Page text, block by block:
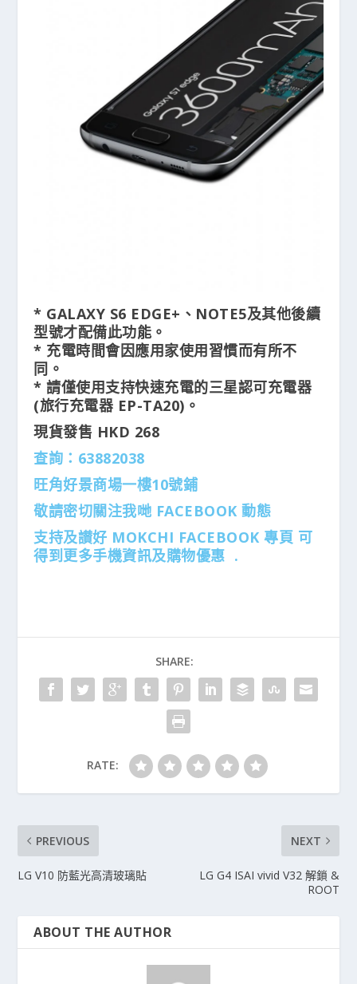
* GALAXY S6 EDGE+、NOTE5及其他後續
型號才配備此功能。
* 充電時間會因應用家使用習慣而有所不
同。
* 請僅使用支持快速充電的三星認可充電器
(旅行充電器 EP-TA20)。
現貨發售 HKD 268
查詢：63882038
旺角好景商場一樓10號鋪
敬請密切關注我哋 FACEBOOK 動態
支持及讃好 MOKCHI FACEBOOK 專頁 可
得到更多手機資訊及購物優惠 .
SHARE:
RATE:
PREVIOUS
LG V10 防藍光高清玻璃貼
NEXT
LG G4 ISAI vivid V32 解鎖 &
ROOT
ABOUT THE AUTHOR